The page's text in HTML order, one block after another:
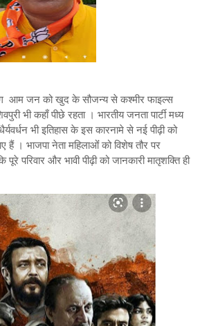
आम जन को खुद के सौजन्य से कश्मीर फाइल्स
भी कहाँ पीछे रहता । भारतीय जनता पार्टी मध्य
भी इतिहास के इस कारनामे से नई पीढ़ी को
। भाजपा नेता महिलाओंं को विशेष तौर पर
परिवार और भावी पीढ़ी को जानकारी मातृशक्ति ही